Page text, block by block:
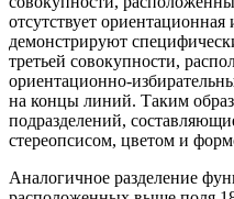
отсутствует ориентационная
демонстрируют
третьей совокупности,
ориентационно-
на концы линий. Таким
подразделений,
стереопсисом, цветом и
Аналогичное разделение